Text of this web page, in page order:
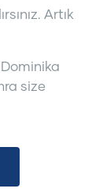
Artık
size